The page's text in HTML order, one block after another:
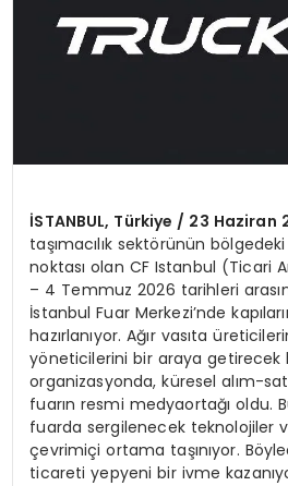
İSTANBUL, Türkiye / 23 Haziran
taşımacılık sektörünün
noktası olan CF Istanbul (Ticari
– 4 Temmuz 2026 tarihleri
İstanbul Fuar Merkezi’nde
hazırlanıyor. Ağır vasıta
yöneticilerini bir araya getirecek
organizasyonda, küresel alım-
fuarın resmi medyaortağı oldu.
fuarda sergilenecek teknolojiler
çevrimiçi ortama taşınıyor.
ticareti yepyeni bir ivme